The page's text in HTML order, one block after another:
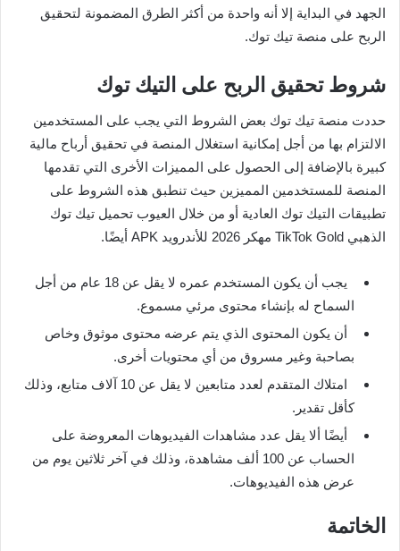
الجهد في البداية إلا أنه واحدة من أكثر الطرق المضمونة لتحقيق
الربح على منصة تيك توك.
شروط تحقيق الربح على التيك توك
حددت منصة تيك توك بعض الشروط التي يجب على المستخدمين
الالتزام بها من أجل إمكانية استغلال المنصة في تحقيق أرباح مالية
كبيرة بالإضافة إلى الحصول على المميزات الأخرى التي تقدمها
المنصة للمستخدمين المميزين حيث تنطبق هذه الشروط على
تطبيقات التيك توك العادية أو من خلال العيوب تحميل تيك توك
الذهبي TikTok Gold مهكر 2026 للأندرويد APK أيضًا.
يجب أن يكون المستخدم عمره لا يقل عن 18 عام من أجل
السماح له بإنشاء محتوى مرئي مسموع.
أن يكون المحتوى الذي يتم عرضه محتوى موثوق وخاص
بصاحبة وغير مسروق من أي محتويات أخرى.
امتلاك المتقدم لعدد متابعين لا يقل عن 10 آلاف متابع، وذلك
كأقل تقدير.
أيضًا ألا يقل عدد مشاهدات الفيديوهات المعروضة على
الحساب عن 100 ألف مشاهدة، وذلك في آخر ثلاثين يوم من
عرض هذه الفيديوهات.
الخاتمة